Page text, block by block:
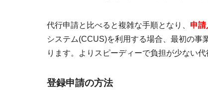
代行申請と比べると複雑な手順となり、 申
システム(CCUS)を利用する場合、最初の事
ります。より スピーディーで負担が少ない
登録申請の方法